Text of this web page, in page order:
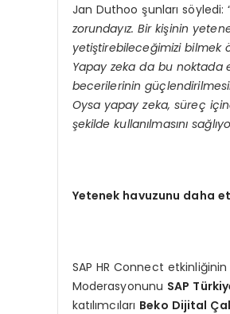
Jan Duthoo şunları söyledi:
zorundayız. Bir kişinin
yetiştirebileceğimizi bilmek
Yapay zeka da bu noktada
becerilerinin
Oysa yapay zeka, süreç
şekilde kullanılmasını
Yetenek havuzunu daha
SAP HR Connect
Moderasyonunu SAP
katılımcıları Beko Dijital